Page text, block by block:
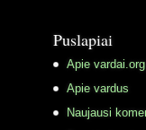
Puslapiai
Apie vardai.org
Apie vardus
Naujausi